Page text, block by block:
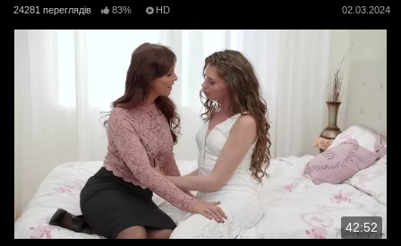
24281 переглядів 83% HD 02.03.2024
42:52